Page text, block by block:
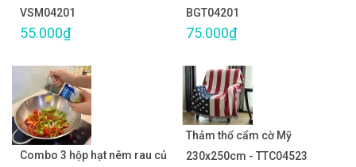
VSM04201
55.000₫
BGT04201
75.000₫
Combo 3 hộp hạt nêm rau củ
Thảm thổ cẩm cờ Mỹ
230x250cm - TTC04523